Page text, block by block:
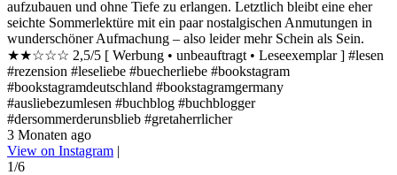
aufzubauen und ohne Tiefe zu erlangen. Letztlich bleibt eine eher
seichte Sommerlektüre mit ein paar nostalgischen Anmutungen in
wunderschöner Aufmachung – also leider mehr Schein als Sein.
★★☆☆☆ 2,5/5 [ Werbung • unbeauftragt • Leseexemplar ] #lesen
#rezension #leseliebe #buecherliebe #bookstagram
#bookstagramdeutschland #bookstagramgermany
#ausliebezumlesen #buchblog #buchblogger
#dersommerderunsblieb #gretaherrlicher
3 Monaten ago
View on Instagram |
1/6